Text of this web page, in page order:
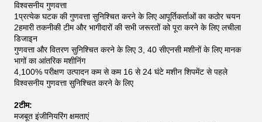
विश्वसनीय गुणवत्ता
1प्रत्येक घटक की गुणवत्ता सुनिश्चित करने के लिए आपूर्तिकर्ताओं का कठोर चयन
2हमारी तकनीकी टीम और भागीदारों की सभी जरूरतों को पूरा करने के लिए लचीला
डिजाइन
गुणवत्ता और वितरण सुनिश्चित करने के लिए 3, 40 सीएनसी मशीनों के लिए मानक
भागों का आंतरिक मशीनिंग
4,100% परीक्षण उत्पादन कम से कम 16 से 24 घंटे मशीन शिपमेंट से पहले
विश्वसनीय गुणवत्ता सुनिश्चित करने के लिए
2टीम:
मजबूत इंजीनियरिंग क्षमताएं